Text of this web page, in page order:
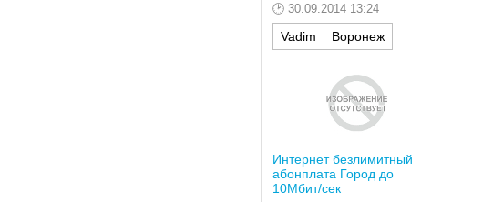
30.09.2014 13:24
Vadim Воронеж
Интернет безлимитный
абонплата Город до
10Мбит/сек